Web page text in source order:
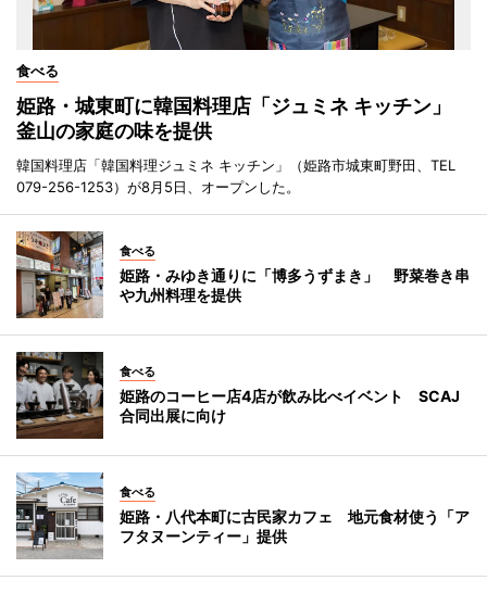
食べる
姫路・城東町に韓国料理店「ジュミネ キッチン」
釜山の家庭の味を提供
韓国料理店「韓国料理ジュミネ キッチン」（姫路市城東町野田、TEL
079-256-1253）が8月5日、オープンした。
食べる
姫路・みゆき通りに「博多うずまき」 野菜巻き串
や九州料理を提供
食べる
姫路のコーヒー店4店が飲み比べイベント SCAJ
合同出展に向け
食べる
姫路・八代本町に古民家カフェ 地元食材使う「ア
フタヌーンティー」提供